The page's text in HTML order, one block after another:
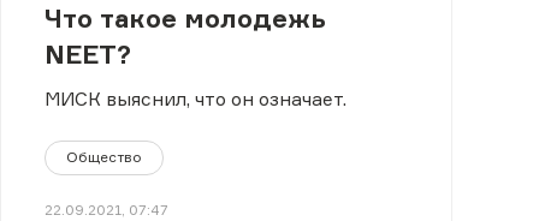
Что такое молодежь
NEET?
МИСК выяснил, что он означает.
Общество
22.09.2021, 07:47